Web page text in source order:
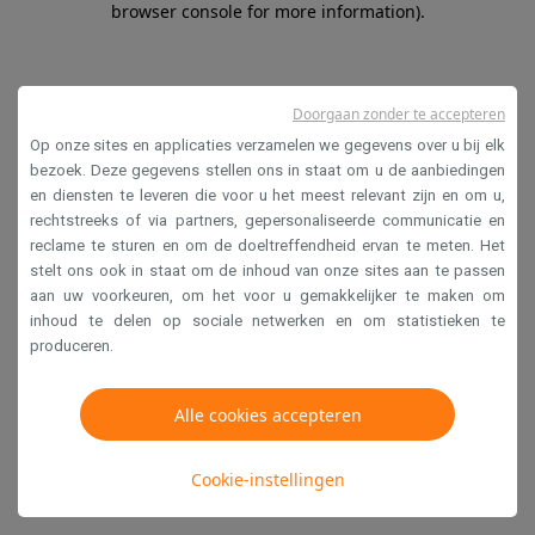
browser console for more information).
Op onze sites en applicaties verzamelen we gegevens over u bij elk
bezoek. Deze gegevens stellen ons in staat om u de aanbiedingen
en diensten te leveren die voor u het meest relevant zijn en om u,
rechtstreeks of via partners, gepersonaliseerde communicatie en
reclame te sturen en om de doeltreffendheid ervan te meten. Het
stelt ons ook in staat om de inhoud van onze sites aan te passen
aan uw voorkeuren, om het voor u gemakkelijker te maken om
inhoud te delen op sociale netwerken en om statistieken te
produceren.
Alle cookies accepteren
Cookie-instellingen
Doorgaan zonder te accepteren